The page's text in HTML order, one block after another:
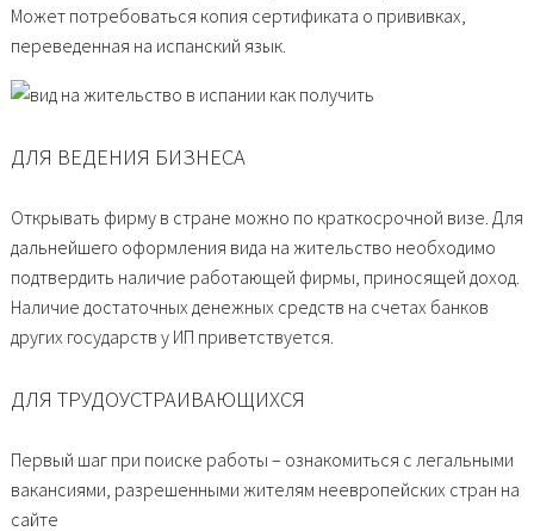
Может потребоваться копия сертификата о прививках,
переведенная на испанский язык.
ДЛЯ ВЕДЕНИЯ БИЗНЕСА
Открывать фирму в стране можно по краткосрочной визе. Для
дальнейшего оформления вида на жительство необходимо
подтвердить наличие работающей фирмы, приносящей доход.
Наличие достаточных денежных средств на счетах банков
других государств у ИП приветствуется.
ДЛЯ ТРУДОУСТРАИВАЮЩИХСЯ
Первый шаг при поиске работы – ознакомиться с легальными
вакансиями, разрешенными жителям неевропейских стран на
сайте